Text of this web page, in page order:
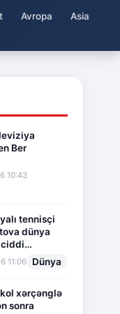
Avropa
Asia
Ber
10:43
tennisçi
dünya
atdı
11:06 Dünya
xərçənglə
sonra